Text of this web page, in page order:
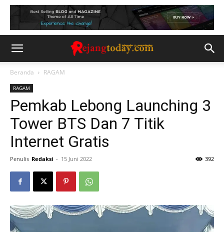
Beranda RAGAM
RAGAM
Pemkab Lebong Launching 3
Tower BTS Dan 7 Titik
Internet Gratis
Penulis Redaksi - 15 Juni 2022 392